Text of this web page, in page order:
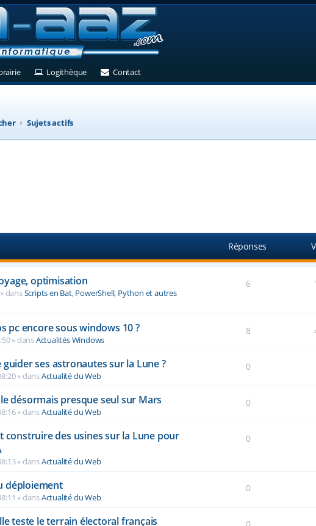
nouvel onglet)
(Ouvre un nouvel onglet)
Logithèque(Ouvre un nouvel onglet)
Contact(Ouvre un nouvel onglet)
Sujets actifs
Réponses
optimisation
» dansScripts en Bat, PowerShell, Python et autres
6
pc encore sous windows 10 ?
» dansActualités Windows
8
ses astronautes sur la Lune ?
» dansActualité du Web
0
désormais presque seul sur Mars
» dansActualité du Web
0
construire des usines sur la Lune pour
» dansActualité du Web
0
déploiement
» dansActualité du Web
0
teste le terrain électoral français